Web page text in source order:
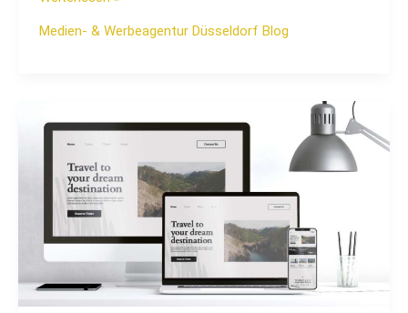
Medien- & Werbeagentur Düsseldorf Blog
Sie
Website
optimieren